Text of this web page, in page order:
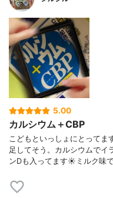
5.00
カルシウム＋CBP
こどもといっしょにとってま
足してそう。カルシウムでイ
ンDも入ってます☀️ミルク味